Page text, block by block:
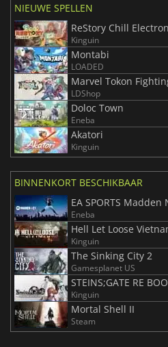
NIEUWE SPELLEN
ReStory Chill
Kinguin
Montabi
LOADED
Marvel Tokon
LDShop
Doloc Town
Eneba
Akatori
Kinguin
BINNENKORT BESCHIKBAAR
EA SPORTS Madden
Eneba
Hell Let Loose
Kinguin
The Sinking City 2
Gamesplanet US
STEINS;GATE RE
Kinguin
Mortal Shell II
Steam